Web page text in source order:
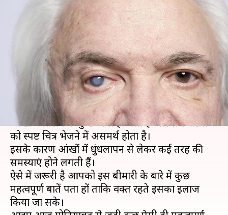
मोतियाबिंद: जानिए आंखों से जुड़ी इस
बीमारी के कारण, लक्षण और बचाव
के उपाय
Jun 06, 2021 08:00 pm
क्या है खबर?
मोतियाबिंद आंखों से जुड़ी बीमारी है। यह तब होती है, जब
आंखों में प्रोटीन के गुच्छे जमा हो जाते हैं और लेंस रेटिना
को स्पष्ट चित्र भेजने में असमर्थ होता है।
इसके कारण आंखों में धुंधलापन से लेकर कई तरह की
समस्याएं होने लगती हैं।
ऐसे में जरूरी है आपको इस बीमारी के बारे में कुछ
महत्वपूर्ण बातें पता हों ताकि वक्त रहते इसका इलाज
किया जा सके।